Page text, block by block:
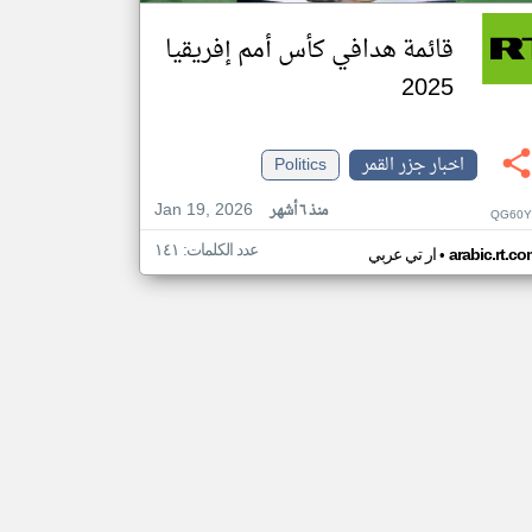
قائمة هدافي كأس أمم إفريقيا
2025
اخبار جزر القمر
Politics
Jan 19, 2026
منذ ٦ أشهر
ار تي عربي• عدد الكلمات: ١٤١